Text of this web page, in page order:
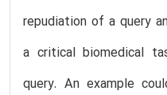
repudiation of a query
a critical biomedical
query. An example